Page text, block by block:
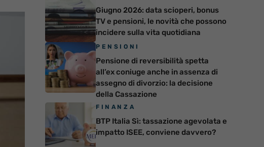
Giugno 2026: data scioperi, bonus
TV e pensioni, le novità che possono
incidere sulla vita quotidiana
PENSIONI
Pensione di reversibilità spetta
all’ex coniuge anche in assenza di
assegno di divorzio: la decisione
della Cassazione
FINANZA
BTP Italia Sì: tassazione agevolata e
impatto ISEE, conviene davvero?